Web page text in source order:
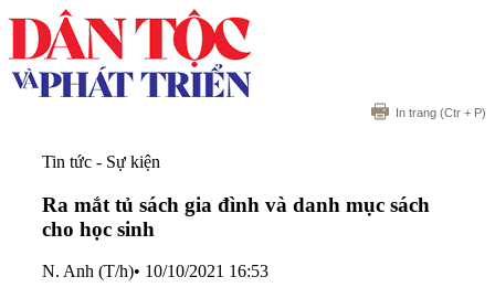
In trang (Ctr + P)
Tin tức - Sự kiện
Ra mắt tủ sách gia đình và danh mục sách
cho học sinh
N. Anh (T/h)• 10/10/2021 16:53